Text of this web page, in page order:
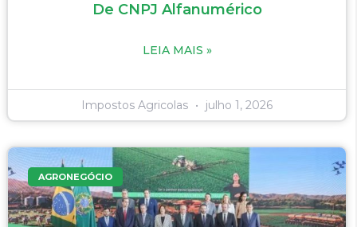
De CNPJ Alfanumérico
LEIA MAIS »
Impostos Agricolas julho 1, 2026
AGRONEGÓCIO